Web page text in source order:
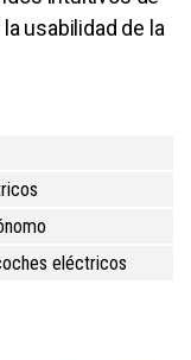
usabilidad de la
eléctricos